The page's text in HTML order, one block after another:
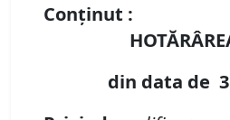
Conținut :
din data de